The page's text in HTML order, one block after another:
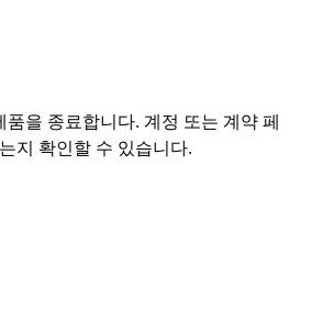
을 종료합니다. 계정 또는 계약 페
지 확인할 수 있습니다.